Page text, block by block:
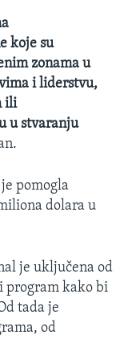
koje su
zonama u
i liderstvu,
ili
u stvaranju
pomogla
dolara u
je uključena od
program kako bi
tada je
od